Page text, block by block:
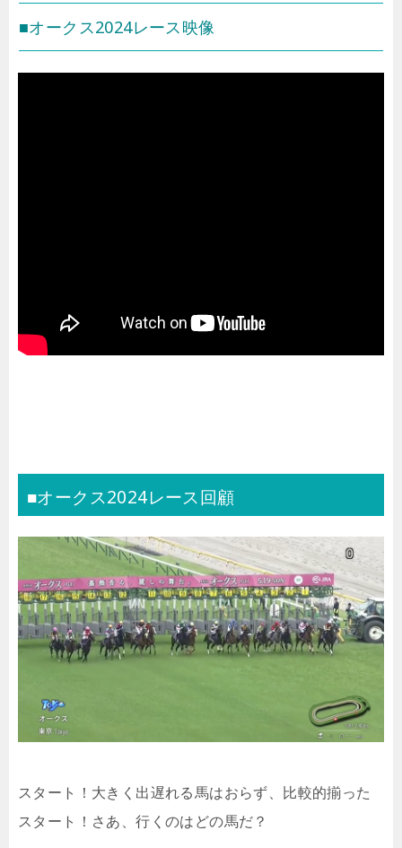
■オークス2024レース映像
■オークス2024レース回顧
スタート！大きく出遅れる馬はおらず、比較的揃った
スタート！さあ、行くのはどの馬だ？